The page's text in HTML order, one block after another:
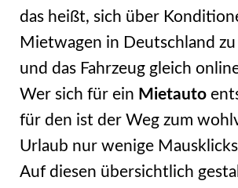
das heißt, sich über
Mietwagen in Deutschland
und das Fahrzeug gleich
Wer sich für ein Mietauto
für den ist der Weg zum
Urlaub nur wenige
Auf diesen übersichtlich